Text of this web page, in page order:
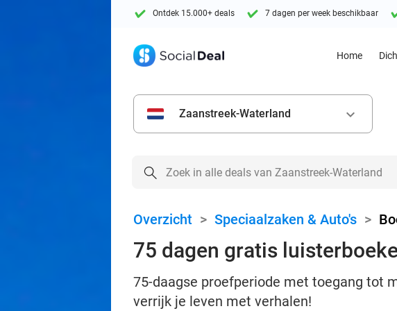
Ontdek 15.000+ deals 7 dagen per week beschikbaar
Home
Zaanstreek-Waterland keyboard_arrow_down
Overzicht > Speciaalzaken & Auto's >
75 dagen gratis
75-daagse proefperiode met toegang tot
verrijk je leven met verhalen!